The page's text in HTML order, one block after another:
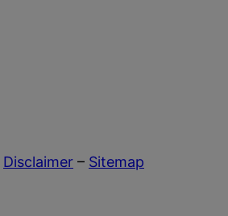
Disclaimer – Sitemap